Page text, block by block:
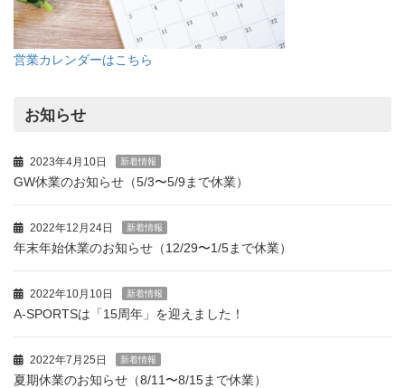
営業カレンダーはこちら
お知らせ
2023年4月10日 新着情報
GW休業のお知らせ（5/3〜5/9まで休業）
2022年12月24日 新着情報
年末年始休業のお知らせ（12/29〜1/5まで休業）
2022年10月10日 新着情報
A-SPORTSは「15周年」を迎えました！
2022年7月25日 新着情報
夏期休業のお知らせ（8/11〜8/15まで休業）